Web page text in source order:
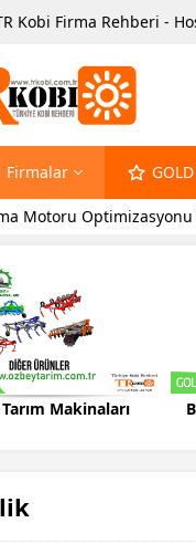
Kobi Firma Rehberi -
Firmalar
Motoru
Makinaları